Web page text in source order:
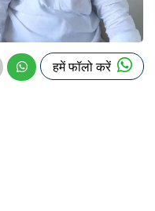
हमें फॉलो करें